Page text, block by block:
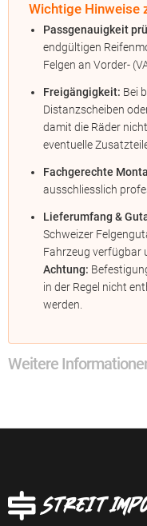
Wichtige Hinweise
Passgenauigkeit
endgültigen
Felgen an Vorder-
Freigängigkeit: Bei
Distanzscheiben
damit die Räder
eventuelle
Fachgerechte
ausschliesslich
Lieferumfang &
Schweizer
Fahrzeug verfügbar
Achtung:
in der Regel nicht
werden.
Weitere